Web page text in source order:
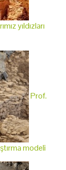
yıldızları
Prof.
modeli